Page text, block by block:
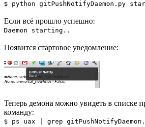
$ python gitPushNotifyDaemon.py
Если всё прошло успешно:
Daemon starting..
Появится стартовое уведомление:
Теперь демона можно увидеть в списке
команду:
$ ps uax | grep